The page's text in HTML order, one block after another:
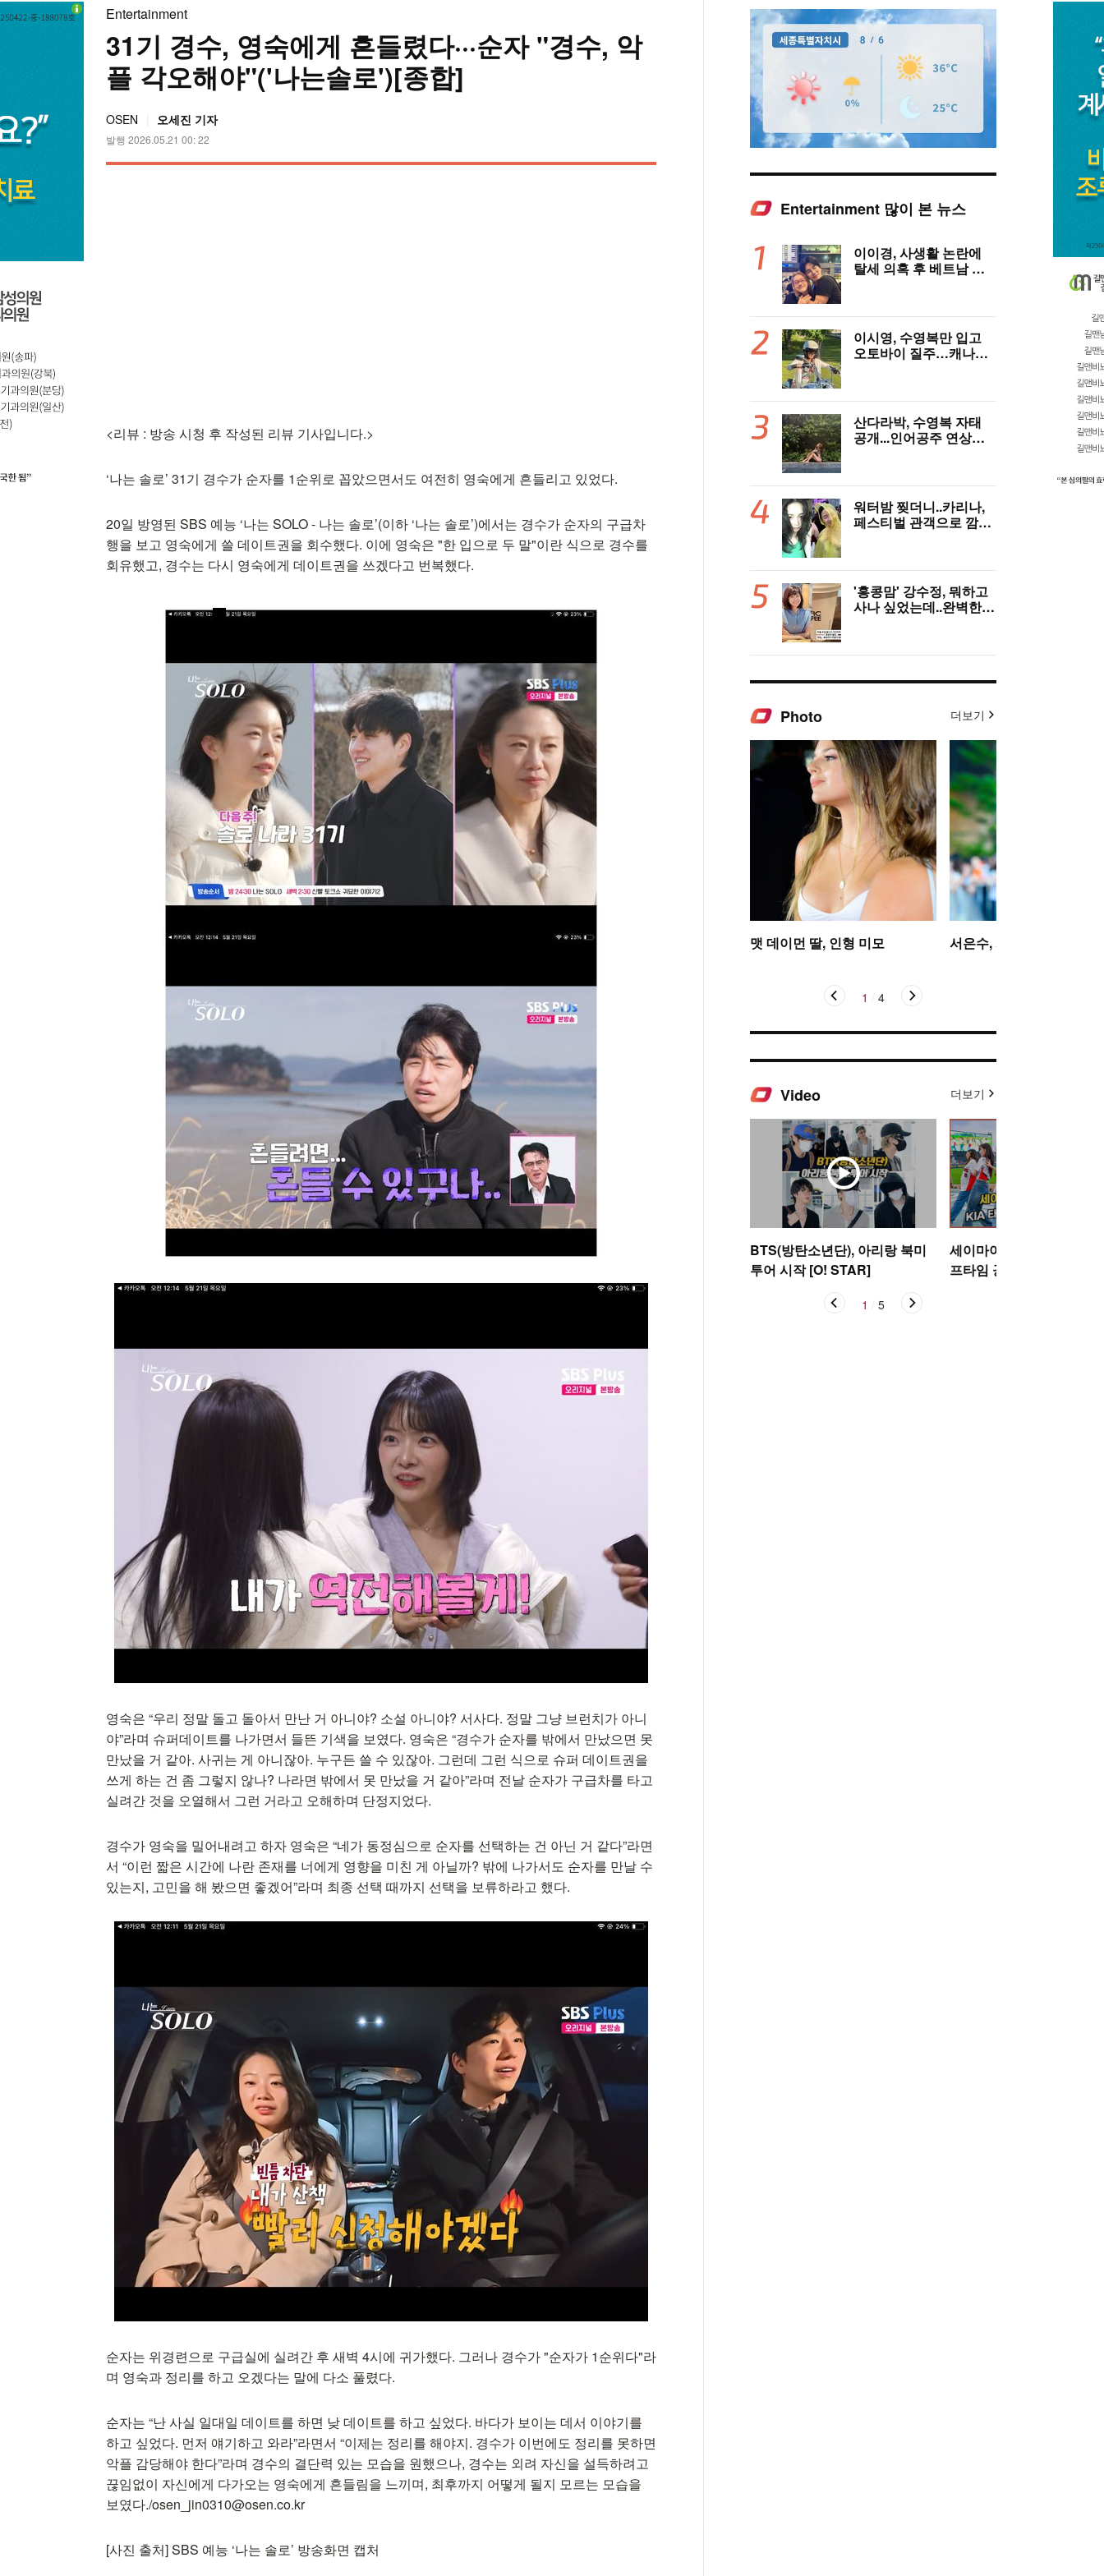
Entertainment
31기 경수, 영숙에게 흔들렸다···순자 "경수, 악
플 각오해야"('나는솔로')[종합]
OSEN 오세진 기자
발행 2026.05.21 00: 22
<리뷰 : 방송 시청 후 작성된 리뷰 기사입니다.>
‘나는 솔로’ 31기 경수가 순자를 1순위로 꼽았으면서도 여전히 영숙에게 흔들리고 있었다.
20일 방영된 SBS 예능 ‘나는 SOLO - 나는 솔로’(이하 ‘나는 솔로’)에서는 경수가 순자의 구급차
행을 보고 영숙에게 쓸 데이트권을 회수했다. 이에 영숙은 "한 입으로 두 말"이란 식으로 경수를
회유했고, 경수는 다시 영숙에게 데이트권을 쓰겠다고 번복했다.
영숙은 “우리 정말 돌고 돌아서 만난 거 아니야? 소설 아니야? 서사다. 정말 그냥 브런치가 아니
야”라며 슈퍼데이트를 나가면서 들뜬 기색을 보였다. 영숙은 “경수가 순자를 밖에서 만났으면 못
만났을 거 같아. 사귀는 게 아니잖아. 누구든 쓸 수 있잖아. 그런데 그런 식으로 슈퍼 데이트권을
쓰게 하는 건 좀 그렇지 않나? 나라면 밖에서 못 만났을 거 같아”라며 전날 순자가 구급차를 타고
실려간 것을 오열해서 그런 거라고 오해하며 단정지었다.
경수가 영숙을 밀어내려고 하자 영숙은 “네가 동정심으로 순자를 선택하는 건 아닌 거 같다”라면
서 “이런 짧은 시간에 나란 존재를 너에게 영향을 미친 게 아닐까? 밖에 나가서도 순자를 만날 수
있는지, 고민을 해 봤으면 좋겠어”라며 최종 선택 때까지 선택을 보류하라고 했다.
순자는 위경련으로 구급실에 실려간 후 새벽 4시에 귀가했다. 그러나 경수가 "순자가 1순위다"라
며 영숙과 정리를 하고 오겠다는 말에 다소 풀렸다.
순자는 “난 사실 일대일 데이트를 하면 낮 데이트를 하고 싶었다. 바다가 보이는 데서 이야기를
하고 싶었다. 먼저 얘기하고 와라”라면서 “이제는 정리를 해야지. 경수가 이번에도 정리를 못하면
악플 감당해야 한다”라며 경수의 결단력 있는 모습을 원했으나, 경수는 외려 자신을 설득하려고
끊임없이 자신에게 다가오는 영숙에게 흔들림을 느끼며, 최후까지 어떻게 될지 모르는 모습을
보였다./osen_jin0310@osen.co.kr
[사진 출처] SBS 예능 ‘나는 솔로’ 방송화면 캡처
Mute
Entertainment 많이 본 뉴스
이이경, 사생활 논란에
탈세 의혹 후 베트남 女
이시영, 수영복만 입고
오토바이 질주…캐나다
산다라박, 수영복 자태
공개...인어공주 연상케
워터밤 찢더니..카리나,
페스티벌 관객으로 깜짝
'홍콩맘' 강수정, 뭐하고
사나 싶었는데..완벽한
Photo 더보기
맷 데이먼 딸, 인형 미모 서은수, 사뿐사뿐
1 4
Video 더보기
BTS(방탄소년단), 아리랑 북미
투어 시작 [O! STAR]
세이마이네임,'KIA 타이거
프타임 공연' [O!
1 5